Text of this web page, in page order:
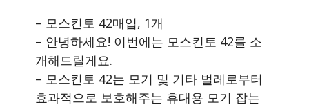
– 모스킨토 42매입, 1개
– 안녕하세요! 이번에는 모스킨토 42를 소
개해드릴게요.
– 모스킨토 42는 모기 및 기타 벌레로부터
효과적으로 보호해주는 휴대용 모기 잡는